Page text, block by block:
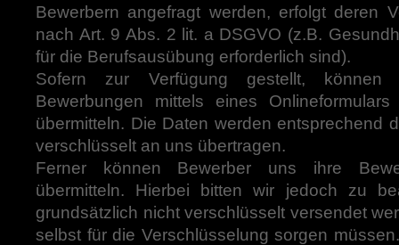
Bewerbern angefragt werden, erfolgt deren
nach Art. 9 Abs. 2 lit. a DSGVO (z.B.
für die Berufsausübung erforderlich sind).
Sofern zur Verfügung gestellt,
Bewerbungen mittels eines
übermitteln. Die Daten werden entsprechend
verschlüsselt an uns übertragen.
Ferner können Bewerber uns ihre
übermitteln. Hierbei bitten wir jedoch zu
grundsätzlich nicht verschlüsselt versendet
selbst für die Verschlüsselung sorgen